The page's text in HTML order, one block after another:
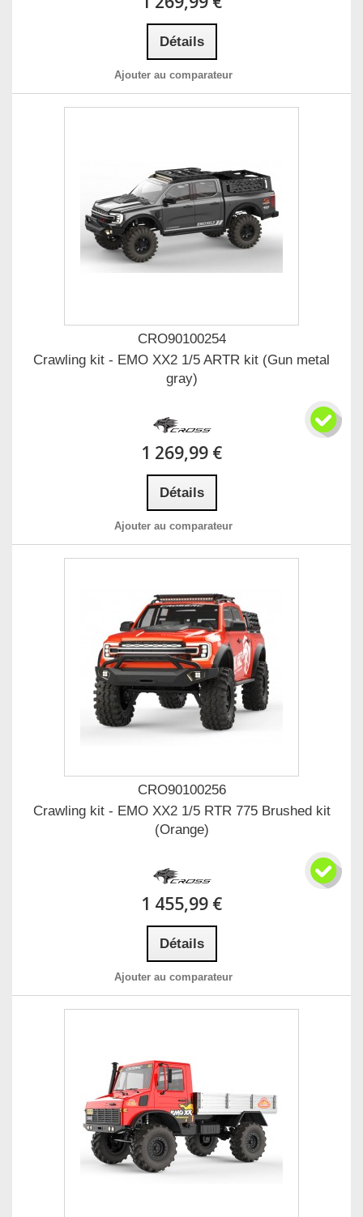
Détails
Ajouter au comparateur
CRO90100254
Crawling kit - EMO XX2 1/5 ARTR kit (Gun metal
gray)
1 269,99 €
Détails
Ajouter au comparateur
CRO90100256
Crawling kit - EMO XX2 1/5 RTR 775 Brushed kit
(Orange)
1 455,99 €
Détails
Ajouter au comparateur